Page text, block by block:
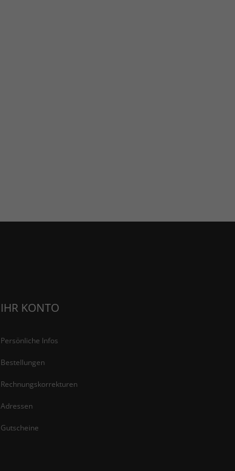
IHR KONTO
Persönliche Infos
Bestellungen
Rechnungskorrekturen
Adressen
Gutscheine